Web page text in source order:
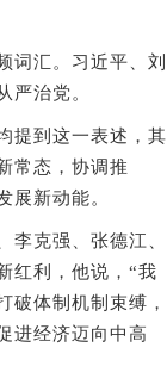
汇。习近平、刘
严治党。
提到这一表述，其
常态，协调推
展新动能。
克强、张德江、
红利，他说，“我
破体制机制束缚，
进经济迈向中高